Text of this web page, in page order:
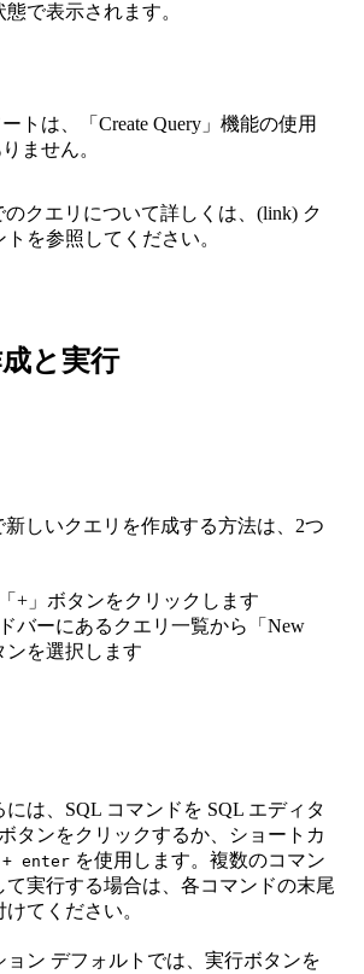
で表示されます。
トは、「Create Query」機能の使用
ません。
クエリについて詳しくは、(link) ク
を参照してください。
と実行
新しいクエリを作成する方法は、2つ
+」ボタンをクリックします
バーにあるクエリ一覧から「New
ンを選択します
は、SQL コマンドを SQL エディタ
ボタンをクリックするか、ショートカ
enter を使用します。複数のコマン
て実行する場合は、各コマンドの末尾
てください。
ョン デフォルトでは、実行ボタンを